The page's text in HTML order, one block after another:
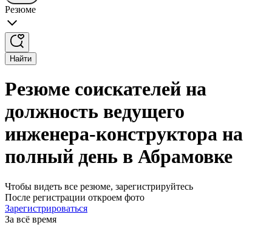
Резюме
Найти
Резюме соискателей на
должность ведущего
инженера-конструктора на
полный день в Абрамовке
Чтобы видеть все резюме, зарегистрируйтесь
После регистрации откроем фото
Зарегистрироваться
За всё время